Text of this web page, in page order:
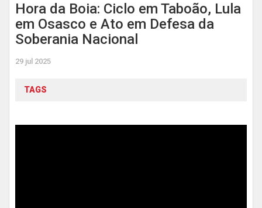
Hora da Boia: Ciclo em Taboão, Lula
em Osasco e Ato em Defesa da
Soberania Nacional
29 jul 2025
TAGS